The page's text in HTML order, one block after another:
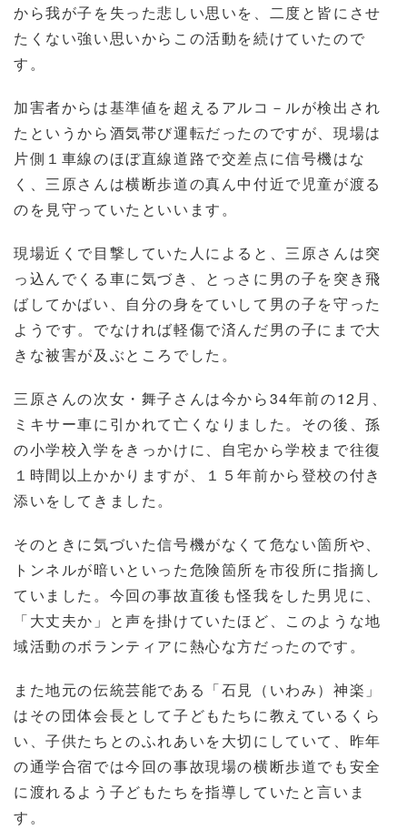
から我が子を失った悲しい思いを、二度と皆にさせ
たくない強い思いからこの活動を続けていたので
す。
加害者からは基準値を超えるアルコ－ルが検出され
たというから酒気帯び運転だったのですが、現場は
片側１車線のほぼ直線道路で交差点に信号機はな
く、三原さんは横断歩道の真ん中付近で児童が渡る
のを見守っていたといいます。
現場近くで目撃していた人によると、三原さんは突
っ込んでくる車に気づき、とっさに男の子を突き飛
ばしてかばい、自分の身をていして男の子を守った
ようです。でなければ軽傷で済んだ男の子にまで大
きな被害が及ぶところでした。
三原さんの次女・舞子さんは今から34年前の12月、
ミキサー車に引かれて亡くなりました。その後、孫
の小学校入学をきっかけに、自宅から学校まで往復
１時間以上かかりますが、１５年前から登校の付き
添いをしてきました。
そのときに気づいた信号機がなくて危ない箇所や、
トンネルが暗いといった危険箇所を市役所に指摘し
ていました。今回の事故直後も怪我をした男児に、
「大丈夫か」と声を掛けていたほど、このような地
域活動のボランティアに熱心な方だったのです。
また地元の伝統芸能である「石見（いわみ）神楽」
はその団体会長として子どもたちに教えているくら
い、子供たちとのふれあいを大切にしていて、昨年
の通学合宿では今回の事故現場の横断歩道でも安全
に渡れるよう子どもたちを指導していたと言いま
す。